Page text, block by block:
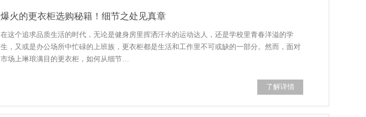
爆火的更衣柜选购秘籍！细节之处见真章
在这个追求品质生活的时代，无论是健身房里挥洒汗水的运动达人，还是学校里青春洋溢的学
生，又或是办公场所中忙碌的上班族，更衣柜都是生活和工作里不可或缺的一部分。然而，面对
市场上琳琅满目的更衣柜，如何从细节…
了解详情